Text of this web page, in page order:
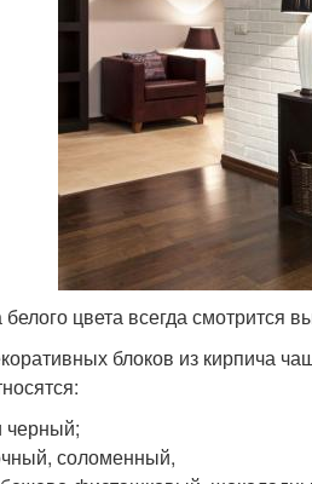
белого цвета всегда смотрится
блоков из кирпича
черный;
соломенный,